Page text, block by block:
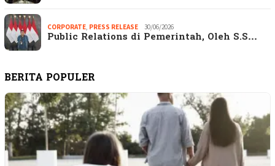
CORPORATE, PRESS RELEASE 30/06/2026
Public Relations di Pemerintah, Oleh S.S…
BERITA POPULER